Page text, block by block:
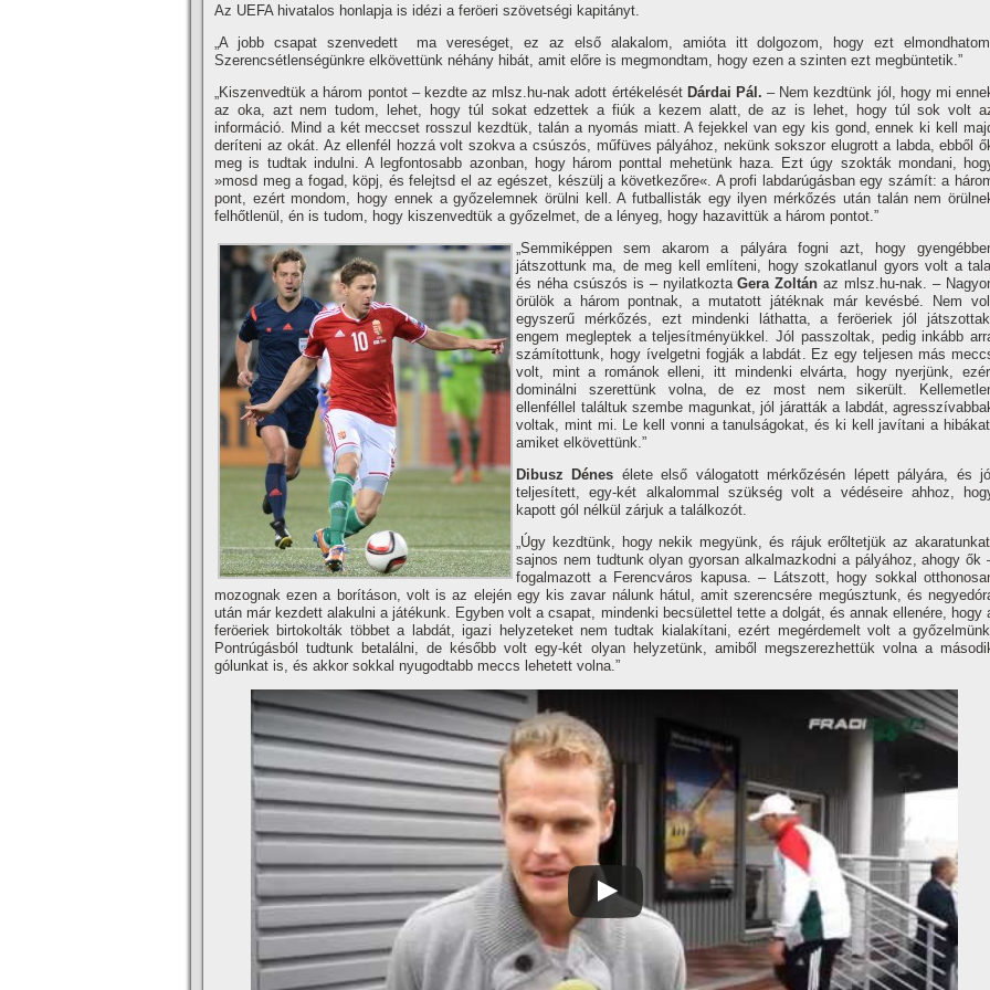
Az UEFA hivatalos honlapja is idézi a feröeri szövetségi kapitányt.
„A jobb csapat szenvedett ma vereséget, ez az első alakalom, amióta itt dolgozom, hogy ezt
Szerencsétlenségünkre elkövettünk néhány hibát, amit előre is megmondtam, hogy ezen a szinten ezt megbüntetik.”
„Kiszenvedtük a három pontot – kezdte az mlsz.hu-nak adott értékelését Dárdai Pál.– Nem kezdtünk jól, hogy mi
az oka, azt nem tudom, lehet, hogy túl sokat edzettek a fiúk a kezem alatt, de az is lehet, hogy túl sok volt
információ. Mind a két meccset rosszul kezdtük, talán a nyomás miatt. A fejekkel van egy kis gond, ennek ki kell
derí­teni az okát. Az ellenfél hozzá volt szokva a csúszós, műfüves pályához, nekünk sokszor elugrott a labda, ebből
meg is tudtak indulni. A legfontosabb azonban, hogy három ponttal mehetünk haza. Ezt úgy szokták mondani,
»mosd meg a fogad, köpj, és felejtsd el az egészet, készülj a következőre«. A profi labdarúgásban egy számí­t: a
pont, ezért mondom, hogy ennek a győzelemnek örülni kell. A futballisták egy ilyen mérkőzés után talán nem
felhőtlenül, én is tudom, hogy kiszenvedtük a győzelmet, de a lényeg, hogy hazavittük a három pontot.”
„Semmiképpen sem akarom a pályára fogni azt, hogy
játszottunk ma, de meg kell emlí­teni, hogy szokatlanul gyors volt a
és néha csúszós is – nyilatkoztaGera Zoltán az mlsz.hu-nak. –
örülök a három pontnak, a mutatott játéknak már kevésbé. Nem
egyszerű mérkőzés, ezt mindenki láthatta, a feröeriek jól
engem megleptek a teljesí­tményükkel. Jól passzoltak, pedig inkább
számí­tottunk, hogy í­velgetni fogják a labdát. Ez egy teljesen más
volt, mint a románok elleni, itt mindenki elvárta, hogy nyerjünk,
dominálni szerettünk volna, de ez most nem sikerült.
ellenféllel találtuk szembe magunkat, jól járatták a labdát,
voltak, mint mi. Le kell vonni a tanulságokat, és ki kell javí­tani a
amiket elkövettünk.”
Dibusz Dénes élete első válogatott mérkőzésén lépett pályára, és jól
teljesí­tett, egy-két alkalommal szükség volt a védéseire ahhoz,
kapott gól nélkül zárjuk a találkozót.
„Úgy kezdtünk, hogy nekik megyünk, és rájuk erőltetjük az
sajnos nem tudtunk olyan gyorsan alkalmazkodni a pályához, ahogy ők
fogalmazott a Ferencváros kapusa. – Látszott, hogy sokkal
mozognak ezen a borí­táson, volt is az elején egy kis zavar nálunk hátul, amit szerencsére megúsztunk, és
után már kezdett alakulni a játékunk. Egyben volt a csapat, mindenki becsülettel tette a dolgát, és annak ellenére, hogy
feröeriek birtokolták többet a labdát, igazi helyzeteket nem tudtak kialakí­tani, ezért megérdemelt volt a
Pontrúgásból tudtunk betalálni, de később volt egy-két olyan helyzetünk, amiből megszerezhettük volna a
gólunkat is, és akkor sokkal nyugodtabb meccs lehetett volna.”